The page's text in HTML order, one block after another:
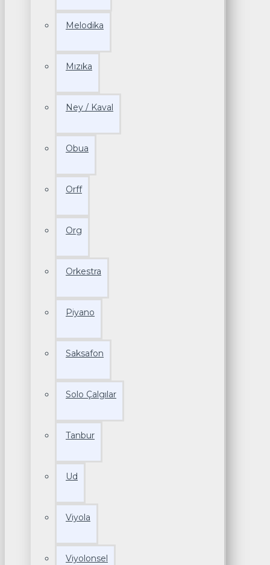
Melodika
Mızıka
Ney / Kaval
Obua
Orff
Org
Orkestra
Piyano
Saksafon
Solo Çalgılar
Tanbur
Ud
Viyola
Viyolonsel